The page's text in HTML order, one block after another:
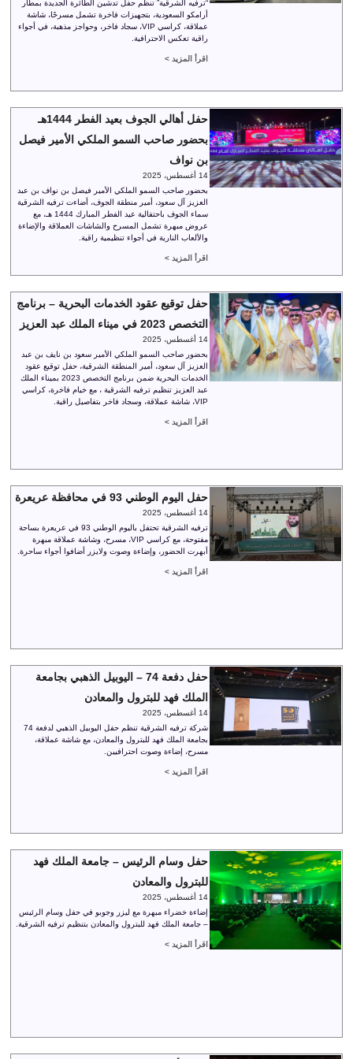
“ترفيه الشرقية” تنظم حفل تدشين الطائرة الجديدة بمطار
أرامكو السعودية، بتجهيزات فاخرة تشمل مسرحًا، شاشة
عملاقة، كراسي VIP، سجاد فاخر، وحواجز مذهبة، في أجواء
راقية تعكس الاحترافية.
اقرأ المزيد >
حفل أهالي الجوف بعيد الفطر 1444هـ
بحضور صاحب السمو الملكي الأمير فيصل
بن نواف
14 أغسطس، 2025
بحضور صاحب السمو الملكي الأمير فيصل بن نواف بن عبد
العزيز آل سعود، أمير منطقة الجوف، أضاءت ترفيه الشرقية
سماء الجوف باحتفالية عيد الفطر المبارك 1444 هـ، مع
عروض مبهرة تشمل المسرح والشاشات العملاقة والإضاءة
والألعاب النارية في أجواء تنظيمية راقية.
اقرأ المزيد >
حفل توقيع عقود الخدمات البحرية – برنامج
التخصص 2023 في ميناء الملك عبد العزيز
14 أغسطس، 2025
بحضور صاحب السمو الملكي الأمير سعود بن نايف بن عبد
العزيز آل سعود، أمير المنطقة الشرقية، حفل توقيع عقود
الخدمات البحرية ضمن برنامج التخصص 2023 بميناء الملك
عبد العزيز تنظيم ترفيه الشرقية ، مع خيام فاخرة، كراسي
VIP، شاشة عملاقة، وسجاد فاخر بتفاصيل راقية.
اقرأ المزيد >
حفل اليوم الوطني 93 في محافظة عريعرة
14 أغسطس، 2025
ترفيه الشرقية تحتفل باليوم الوطني 93 في عريعرة بساحة
مفتوحة، مع كراسي VIP، مسرح، وشاشة عملاقة مبهرة
أبهرت الحضور، وإضاءة وصوت ولايزر أضافوا أجواء ساحرة.
اقرأ المزيد >
حفل دفعة 74 – اليوبيل الذهبي بجامعة
الملك فهد للبترول والمعادن
14 أغسطس، 2025
شركة ترفيه الشرقية تنظم حفل اليوبيل الذهبي لدفعة 74
بجامعة الملك فهد للبترول والمعادن، مع شاشة عملاقة،
مسرح، إضاءة وصوت احترافيين.
اقرأ المزيد >
حفل وسام الرئيس – جامعة الملك فهد
للبترول والمعادن
14 أغسطس، 2025
إضاءة خضراء مبهرة مع ليزر وجوبو في حفل وسام الرئيس
– جامعة الملك فهد للبترول والمعادن بتنظيم ترفيه الشرقية.
اقرأ المزيد >